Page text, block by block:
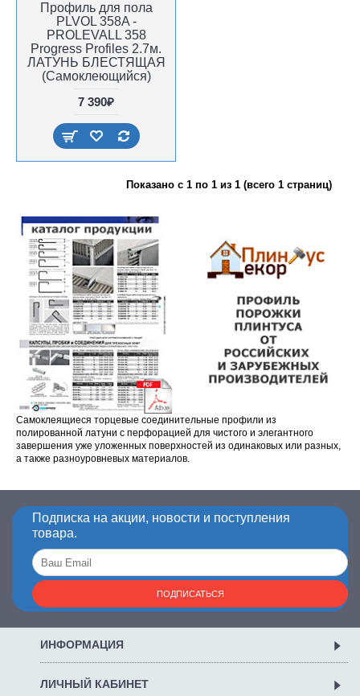
Профиль для пола
PLVOL 358A -
PROLEVALL 358
Progress Profiles 2.7м.
ЛАТУНЬ БЛЕСТЯЩАЯ
(Самоклеющийся)
7 390₽
Показано с 1 по 1 из 1 (всего 1 страниц)
Самоклеящиеся торцевые соединительные профили из
полированной латуни с перфорацией для чистого и элегантного
завершения уже уложенных поверхностей из одинаковых или разных,
а также разноуровневых материалов.
Подписка на акции, новости и поступления
товара.
ПОДПИСАТЬСЯ
ИНФОРМАЦИЯ
ЛИЧНЫЙ КАБИНЕТ